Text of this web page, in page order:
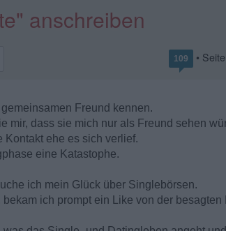
anschreiben
109 • Seite
Freund kennen.
mir, dass sie mich nur als Freund sehen
Kontakt ehe es sich verlief.
eine Katastophe.
ich mein Glück über Singlebörsen.
ich prompt ein Like von der besagten